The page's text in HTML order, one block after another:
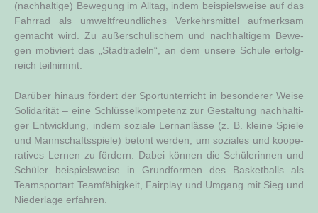
(nach­hal­ti­ge) Bewe­gung im All­tag, indem bei­spiels­wei­se auf das
Fahr­rad als umwelt­freund­li­ches Ver­kehrs­mit­tel auf­merk­sam
gemacht wird. Zu außer­schu­li­schem und nach­hal­ti­gem Bewe­
gen moti­viert das „Stadt­ra­deln“, an dem unse­re Schu­le erfolg­
reich teilnimmt.
Dar­über hin­aus för­dert der Sport­un­ter­richt in beson­de­rer Wei­se
Soli­da­ri­tät – eine Schlüs­sel­kom­pe­tenz zur Gestal­tung nach­hal­ti­
ger Ent­wick­lung, indem sozia­le Lern­an­läs­se (z. B. klei­ne Spie­le
und Mann­schafts­spie­le) betont wer­den, um sozia­les und koope­
ra­ti­ves Ler­nen zu för­dern. Dabei kön­nen die Schü­le­rin­nen und
Schü­ler bei­spiels­wei­se in Grund­for­men des Bas­ket­balls als
Team­sport­art Team­fä­hig­keit, Fair­play und Umgang mit Sieg und
Nie­der­la­ge erfahren.